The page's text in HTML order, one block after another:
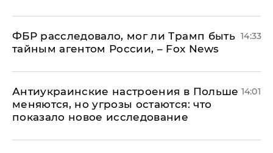
ФБР расследовало, мог ли Трамп быть
тайным агентом России, – Fox News
14:33
Антиукраинские настроения в Польше
меняются, но угрозы остаются: что
показало новое исследование
14:01